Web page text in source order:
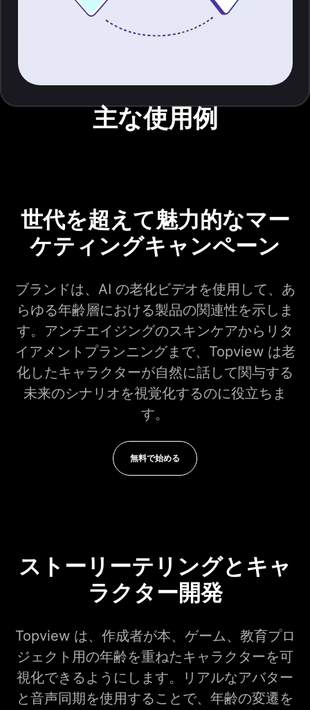
主な使用例
世代を超えて魅力的なマー
ケティングキャンペーン
ブランドは、AI の老化ビデオを使用して、あ
らゆる年齢層における製品の関連性を示しま
す。アンチエイジングのスキンケアからリタ
イアメントプランニングまで、Topview は老
化したキャラクターが自然に話して関与する
未来のシナリオを視覚化するのに役立ちま
す。
無料で始める
ストーリーテリングとキャ
ラクター開発
Topview は、作成者が本、ゲーム、教育プロ
ジェクト用の年齢を重ねたキャラクターを可
視化できるようにします。リアルなアバター
と音声同期を使用することで、年齢の変遷を